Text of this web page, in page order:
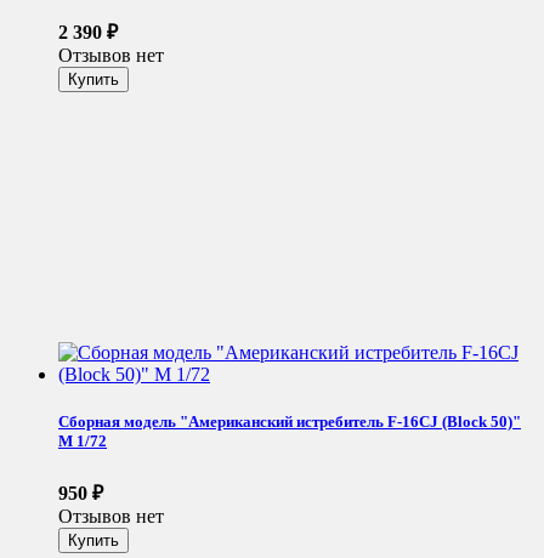
2 390 ₽
Отзывов нет
Сборная модель "Американский истребитель F-16CJ (Block 50)"
М 1/72
950 ₽
Отзывов нет